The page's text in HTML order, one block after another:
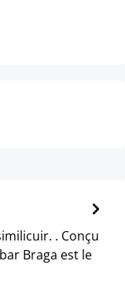
. Conçu
Braga est le